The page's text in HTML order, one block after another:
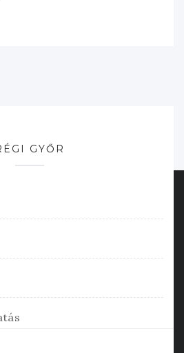
GYŐR